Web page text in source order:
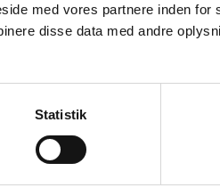
med vores partnere inden for
disse data med andre
Statistik